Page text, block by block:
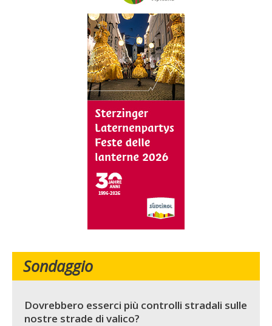
Sondaggio
Dovrebbero esserci più controlli stradali sulle
nostre strade di valico?